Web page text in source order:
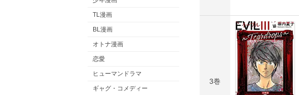
TL漫画
BL漫画
オトナ漫画
恋愛
ヒューマンドラマ
ギャグ・コメディー
3巻